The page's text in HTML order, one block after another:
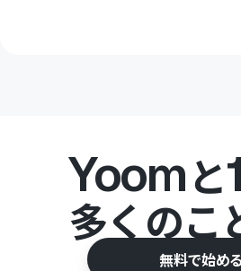
Yoomと
多くのこ
無料で始める